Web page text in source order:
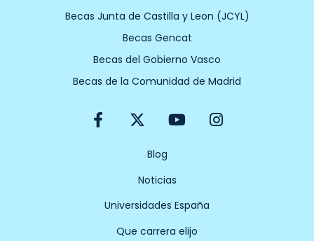
Becas Junta de Castilla y Leon (JCYL)
Becas Gencat
Becas del Gobierno Vasco
Becas de la Comunidad de Madrid
F
a
o
X
-
w
i
t
t
r
Y
o
u
b
e
I
n
Blog
Noticias
Universidades España
Que carrera elijo